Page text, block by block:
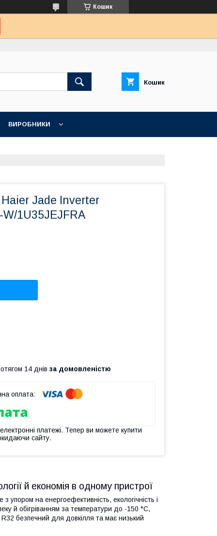
Кошик
Кошик
ВИРОБНИКИ
Jade Inverter
1U35JEJFRA
14 днів за домовленістю
платежі. Тепер ви можете купити
сайту.
й економія в одному пристрої
на енергоефективність, екологічність і
й обігріванням за температури до -150 °C,
безпечний для довкілля та має низький